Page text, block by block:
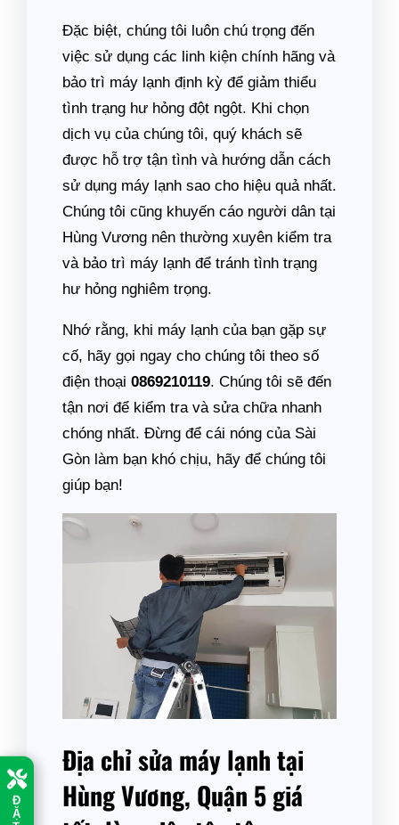
Đ
Ặ
Đặc biệt, chúng tôi luôn chú trọng đến
việc sử dụng các linh kiện chính hãng và
bảo trì máy lạnh định kỳ để giảm thiểu
tình trạng hư hỏng đột ngột. Khi chọn
dịch vụ của chúng tôi, quý khách sẽ
được hỗ trợ tận tình và hướng dẫn cách
sử dụng máy lạnh sao cho hiệu quả nhất.
Chúng tôi cũng khuyến cáo người dân tại
Hùng Vương nên thường xuyên kiểm tra
và bảo trì máy lạnh để tránh tình trạng
hư hỏng nghiêm trọng.
Nhớ rằng, khi máy lạnh của bạn gặp sự
cố, hãy gọi ngay cho chúng tôi theo số
điện thoại 0869210119. Chúng tôi sẽ đến
tận nơi để kiểm tra và sửa chữa nhanh
chóng nhất. Đừng để cái nóng của Sài
Gòn làm bạn khó chịu, hãy để chúng tôi
giúp bạn!
Địa chỉ sửa máy lạnh tại
Hùng Vương, Quận 5 giá